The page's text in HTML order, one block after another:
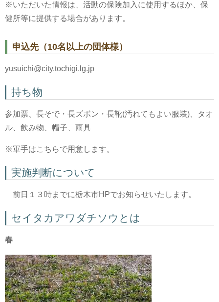
※いただいた情報は、活動の保険加入に使用するほか、保
健所等に提供する場合があります。
申込先（10名以上の団体様）
yusuichi@city.tochigi.lg.jp
持ち物
参加票、長そで・長ズボン・長靴(汚れてもよい服装)、タオ
ル、飲み物、帽子、雨具
※軍手はこちらで用意します。
実施判断について
前日１３時までに栃木市HPでお知らせいたします。
セイタカアワダチソウとは
春